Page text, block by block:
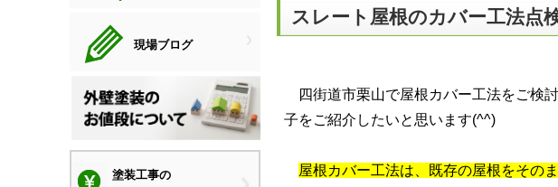
現場ブログ
塗装工事の
スレート屋根のカバー工法点
四街道市栗山で屋根カバー工法をご検
子をご紹介したいと思います(^^)
屋根カバー工法は、既存の屋根をその